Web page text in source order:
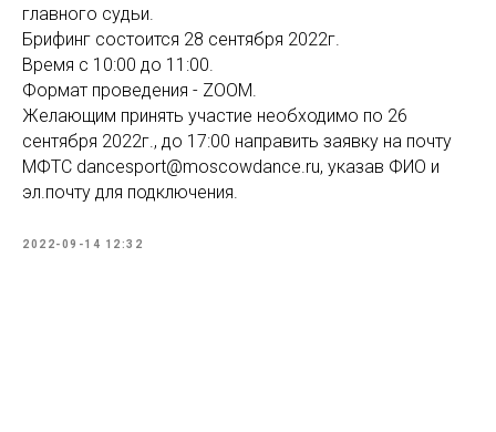
главного судьи.
Брифинг состоится 28 сентября 2022г.
Время с 10:00 до 11:00.
Формат проведения - ZOOM.
Желающим принять участие необходимо по 26
сентября 2022г., до 17:00 направить заявку на почту
МФТС dancesport@moscowdance.ru, указав ФИО и
эл.почту для подключения.
2022-09-14 12:32